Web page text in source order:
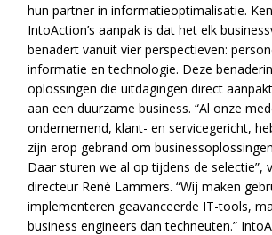
hun partner in informatieoptimalisatie.
IntoAction’s aanpak is dat het elk
benadert vanuit vier perspectieven:
informatie en technologie. Deze
oplossingen die uitdagingen direct
aan een duurzame business. “Al onze
ondernemend, klant- en servicegericht,
zijn erop gebrand om
Daar sturen we al op tijdens de selectie”,
directeur René Lammers. “Wij maken
implementeren geavanceerde IT-tools,
business engineers dan techneuten.”